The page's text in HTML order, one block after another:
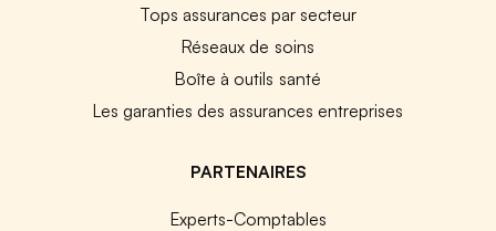
Tops assurances par secteur
Réseaux de soins
Boîte à outils santé
Les garanties des assurances entreprises
PARTENAIRES
Experts-Comptables